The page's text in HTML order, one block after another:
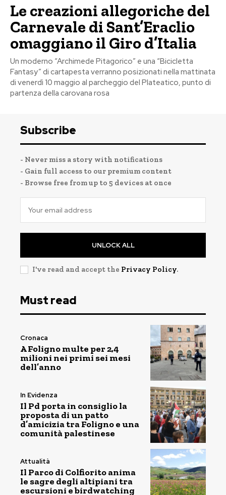
Le creazioni allegoriche del
Carnevale di Sant’Eraclio
omaggiano il Giro d’Italia
Un moderno “Archimede Pitagorico” e una “Bicicletta
Fantasy” di cartapesta verranno posizionati nella mattinata
di venerdì 10 maggio al parcheggio del Plateatico, punto di
partenza della carovana rosa
Subscribe
- Never miss a story with notifications
- Gain full access to our premium content
- Browse free from up to 5 devices at once
UNLOCK ALL
I've read and accept the Privacy Policy.
Must read
Cronaca
A Foligno multe per 2,4
milioni nei primi sei mesi
dell’anno
In Evidenza
Il Pd porta in consiglio la
proposta di un patto
d’amicizia tra Foligno e una
comunità palestinese
Attualità
Il Parco di Colfiorito anima
le sagre degli altipiani tra
escursioni e birdwatching